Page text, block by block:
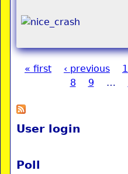
« first ‹ previous 1
8
9 …
User login
Poll